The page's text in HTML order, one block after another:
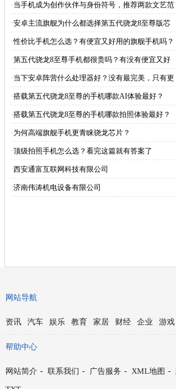
·当手机成为创作伙伴与身份符号，推荐两款文艺范
·安卓主流旗舰为什么都选择第五代骁龙8至尊版芯
·性价比手机怎么选？有便宜又好用的旗舰手机吗？
·第五代骁龙8至尊手机都很贵吗？有没有便宜又好
·当下安卓阵营什么处理器好？没有最完美，只有更
·搭载第五代骁龙8至尊的手机哪款AI体验最好？
·搭载第五代骁龙8至尊的手机哪款拍照体验最好？
·为何高端旗舰手机更青睐骁龙芯片？
·顶级拍照手机怎么选？看完这篇就有答案了
·西安通富互联网科技有限公司
·济南伟涛机电设备有限公司
网站导航
资讯 汽车 娱乐 教育 家居 财经 企业 游戏
帮助中心
网站简介 - 联系我们 - 广告服务 - XML地图 -